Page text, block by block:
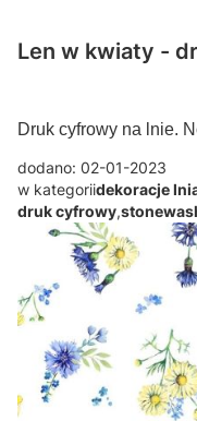
Len w kwiaty -
Druk cyfrowy na lnie.
dodano: 02-01-2023
w kategoriidekoracje
druk cyfrowy,